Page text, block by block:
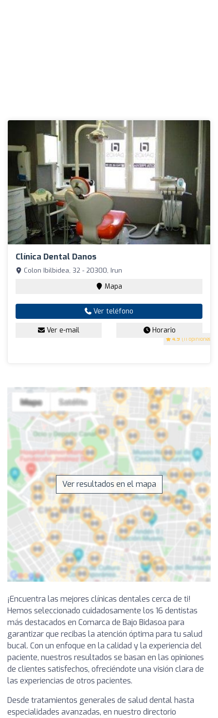
Clínica Dental Danos
4.9 (11 opiniones)
Colon Ibilbidea, 32 - 20300, Irun
Mapa
Ver teléfono
Ver e-mail Horario
Ver resultados en el mapa
¡Encuentra las mejores clínicas dentales cerca de ti!
Hemos seleccionado cuidadosamente los 16 dentistas
más destacados en Comarca de Bajo Bidasoa para
garantizar que recibas la atención óptima para tu salud
bucal. Con un enfoque en la calidad y la experiencia del
paciente, nuestros resultados se basan en las opiniones
de clientes satisfechos, ofreciéndote una visión clara de
las experiencias de otros pacientes.
Desde tratamientos generales de salud dental hasta
especialidades avanzadas, en nuestro directorio